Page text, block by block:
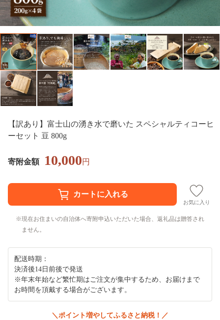
【訳あり】富士山の湧き水で磨いた スペシャルティコーヒ
ーセット 豆 800g
寄附金額 10,000円
お気に入り
現在お住まいの自治体へ寄附申込いただいた場合、返礼品は贈答され
ません。
配送時期：
決済後14日前後で発送
※年末年始など繁忙期はご注文が集中するため、お届けまで
お時間を頂戴する場合がございます。
＼ポイント増やしてふるさと納税！／